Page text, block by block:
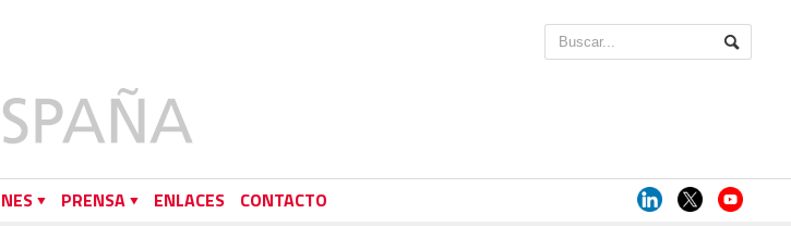
PRENSA ENLACES CONTACTO